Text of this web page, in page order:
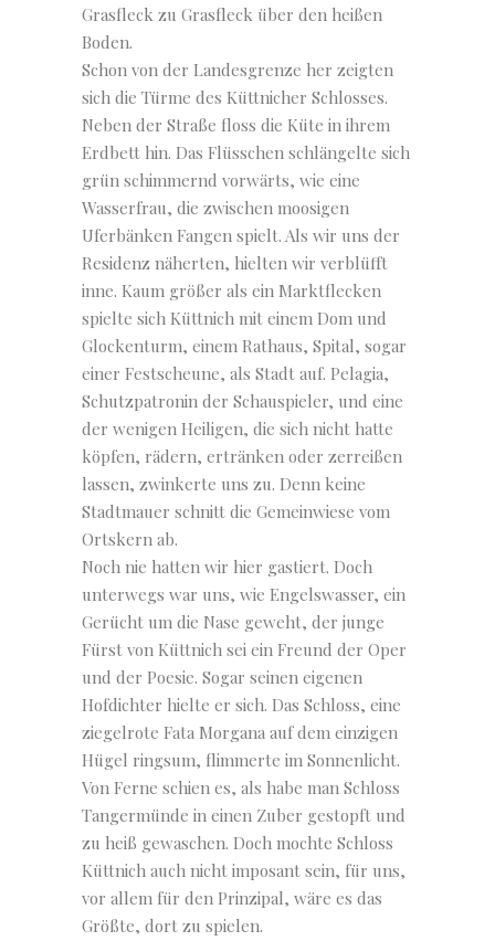
Grasfleck zu Grasfleck über den heißen
Boden.
Schon von der Landesgrenze her zeigten
sich die Türme des Küttnicher Schlosses.
Neben der Straße floss die Küte in ihrem
Erdbett hin. Das Flüsschen schlängelte sich
grün schimmernd vorwärts, wie eine
Wasserfrau, die zwischen moosigen
Uferbänken Fangen spielt. Als wir uns der
Residenz näherten, hielten wir verblüfft
inne. Kaum größer als ein Marktflecken
spielte sich Küttnich mit einem Dom und
Glockenturm, einem Rathaus, Spital, sogar
einer Festscheune, als Stadt auf. Pelagia,
Schutzpatronin der Schauspieler, und eine
der wenigen Heiligen, die sich nicht hatte
köpfen, rädern, ertränken oder zerreißen
lassen, zwinkerte uns zu. Denn keine
Stadtmauer schnitt die Gemeinwiese vom
Ortskern ab.
Noch nie hatten wir hier gastiert. Doch
unterwegs war uns, wie Engelswasser, ein
Gerücht um die Nase geweht, der junge
Fürst von Küttnich sei ein Freund der Oper
und der Poesie. Sogar seinen eigenen
Hofdichter hielte er sich. Das Schloss, eine
ziegelrote Fata Morgana auf dem einzigen
Hügel ringsum, flimmerte im Sonnenlicht.
Von Ferne schien es, als habe man Schloss
Tangermünde in einen Zuber gestopft und
zu heiß gewaschen. Doch mochte Schloss
Küttnich auch nicht imposant sein, für uns,
vor allem für den Prinzipal, wäre es das
Größte, dort zu spielen.